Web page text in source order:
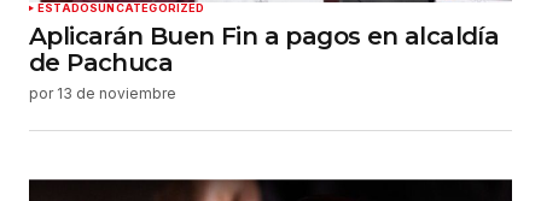
ESTADOSUNCATEGORIZED
Aplicarán Buen Fin a pagos en alcaldía
de Pachuca
por 13 de noviembre